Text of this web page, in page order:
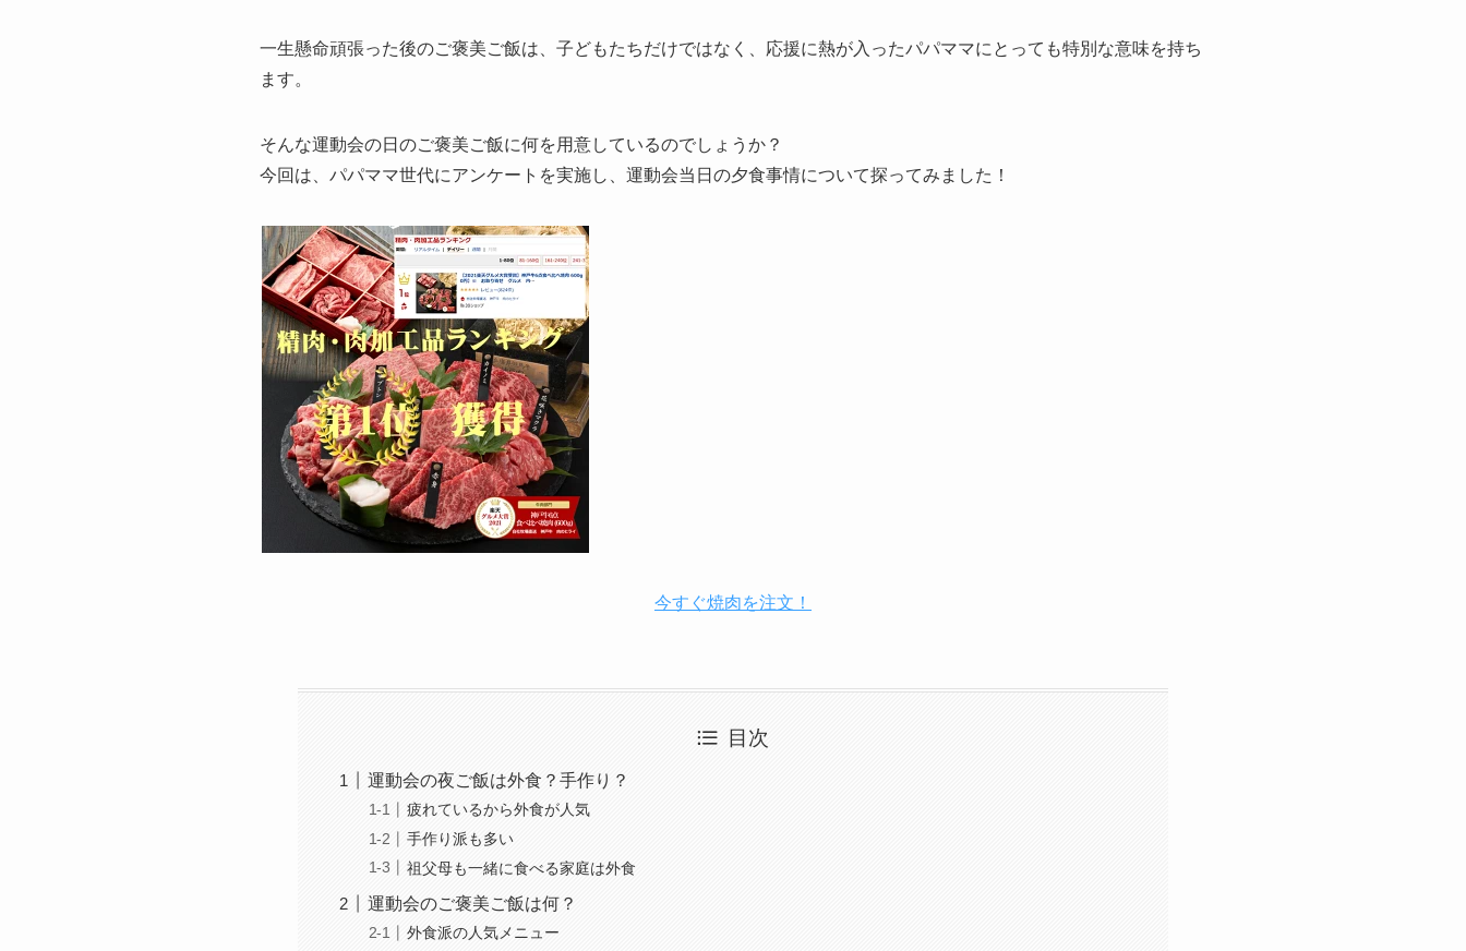
一生懸命頑張った後のご褒美ご飯は、子どもたちだけではなく、応援に熱が入ったパパママにとっても特別な意味を持ち
ます。
そんな運動会の日のご褒美ご飯に何を用意しているのでしょうか？
今回は、 パパママ世代にアンケートを実施し、運動会当日の夕食事情について探ってみました！
今すぐ焼肉を注文！
目次
運動会の夜ご飯は外食？手作り？
疲れているから外食が人気
手作り派も多い
祖父母も一緒に食べる家庭は外食
運動会のご褒美ご飯は何？
外食派の人気メニュー